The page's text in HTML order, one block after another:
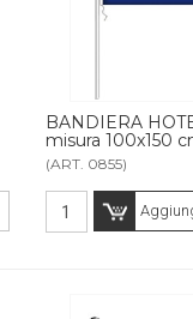
BANDIERA
misura 100x150
(ART. 0855)